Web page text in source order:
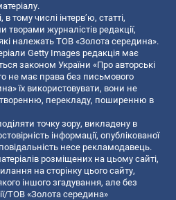
тому числі інтерв’ю, статті,
журналістів редакції,
належать ТОВ «Золота середина».
Getty Images редакція має
законом України «Про авторські
не має права без письмового
їх використовувати, вони не
перекладу, поширенню в
точку зору, викладену в
інформації, опублікованої
несе рекламодавець.
розміщених на цьому сайті,
на сторінку цього сайту,
іншого згадування, але без
ТОВ «Золота середина»